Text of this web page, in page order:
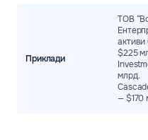
Приклади
ТОВ
активи
$225
млрд.
— $170